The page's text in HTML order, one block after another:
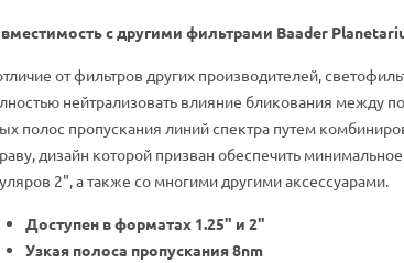
с другими фильтрами Baader
от фильтров других производителей,
нейтрализовать влияние бликования между
полос пропускания линий спектра путем
дизайн которой призван обеспечить
2", а также со многими другими аксессуарами.
Доступен в форматах 1.25" и 2"
Узкая полоса пропускания 8nm